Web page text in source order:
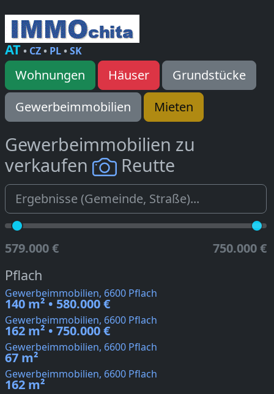
AT• CZ• PL•SK
Wohnungen Häuser
Grundstücke
Gewerbeimmobilien
Mieten
Gewerbeimmobilien zu
verkaufen
Reutte
579.000 € 750.000 €
Pflach
Gewerbeimmobilien, 6600 Pflach
140 m² • 580.000 €
Gewerbeimmobilien, 6600 Pflach
162 m² • 750.000 €
Gewerbeimmobilien, 6600 Pflach
67 m²
Gewerbeimmobilien, 6600 Pflach
162 m²